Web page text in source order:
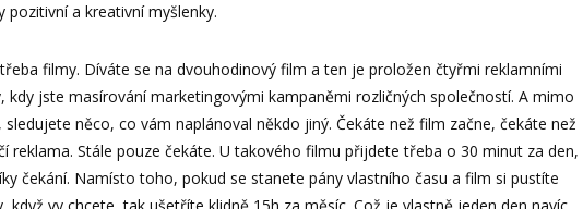
pozitivní a kreativní myšlenky.
filmy. Díváte se na dvouhodinový film a ten je proložen čtyřmi reklamními
kdy jste masírování marketingovými kampaněmi rozličných společností. A mimo
něco, co vám naplánoval někdo jiný. Čekáte než film začne, čekáte než
reklama. Stále pouze čekáte. U takového filmu přijdete třeba o 30 minut za den,
čekání. Namísto toho, pokud se stanete pány vlastního času a film si pustíte